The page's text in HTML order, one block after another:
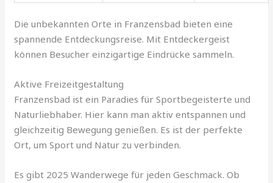
Die unbekannten Orte in Franzensbad bieten eine
spannende Entdeckungsreise. Mit Entdeckergeist
können Besucher einzigartige Eindrücke sammeln.
Aktive Freizeitgestaltung
Franzensbad ist ein Paradies für Sportbegeisterte und
Naturliebhaber. Hier kann man aktiv entspannen und
gleichzeitig Bewegung genießen. Es ist der perfekte
Ort, um Sport und Natur zu verbinden.
Es gibt 2025 Wanderwege für jeden Geschmack. Ob